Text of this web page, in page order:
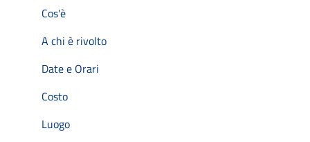
Cos'è
A chi è rivolto
Date e Orari
Costo
Luogo